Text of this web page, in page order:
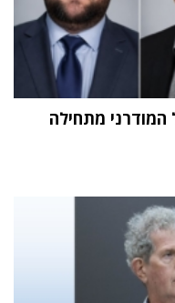
המודרני מתחילה